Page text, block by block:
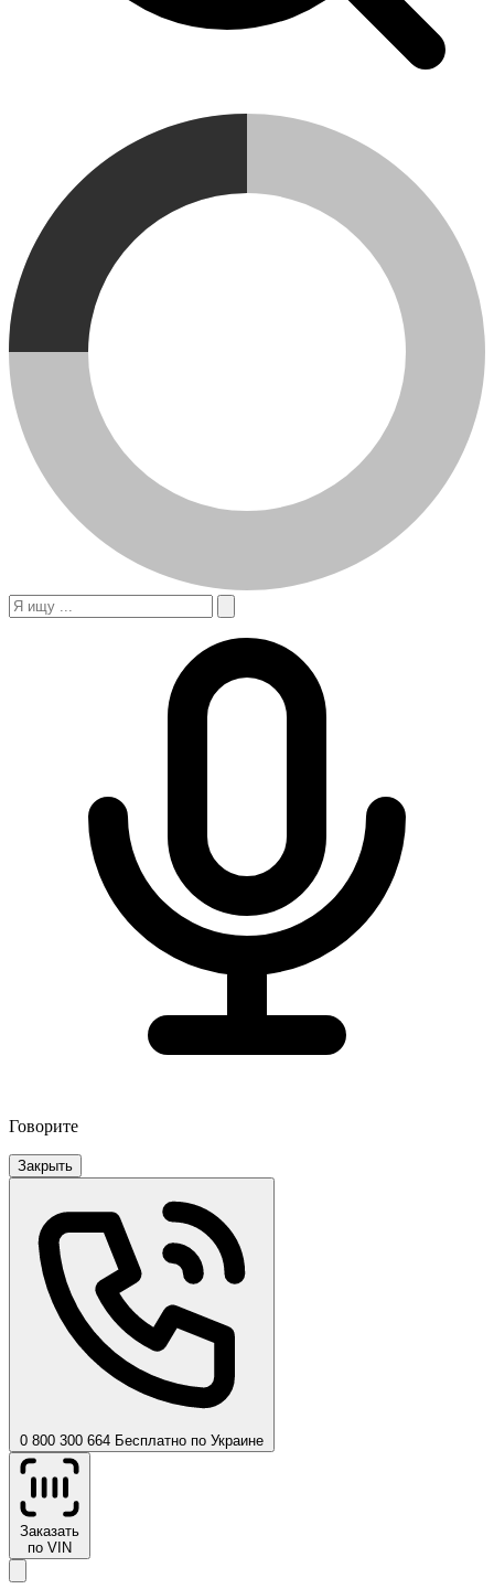
Говорите
Закрыть
0 800 300 664 Бесплатно по Украине
Заказать
по VIN